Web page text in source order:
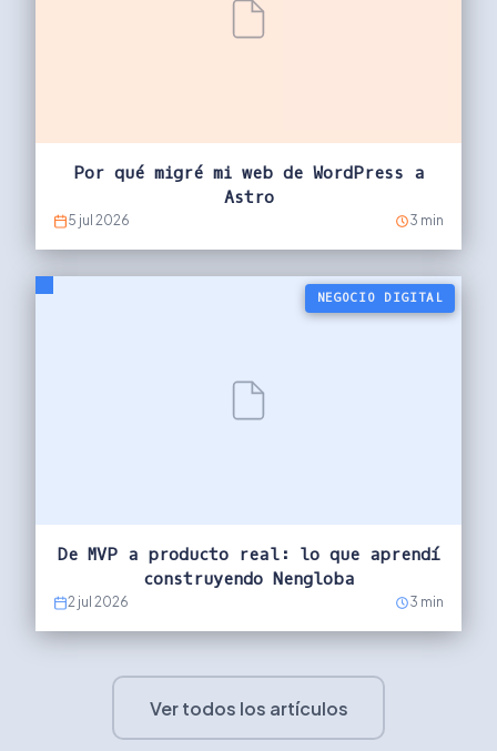
Por qué migré mi web de WordPress a
Astro
5 jul 2026 3 min
NEGOCIO DIGITAL
De MVP a producto real: lo que aprendí
construyendo Nengloba
2 jul 2026 3 min
Ver todos los artículos